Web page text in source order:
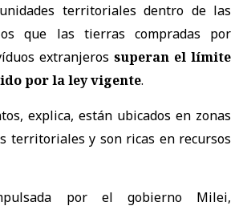
territoriales dentro de las
que las tierras compradas por
extranjeros superan el límite
por la ley vigente.
explica, están ubicados en zonas
territoriales y son ricas en recursos
por el gobierno Milei,